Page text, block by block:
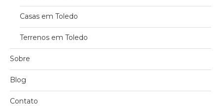
Casas em Toledo
Terrenos em Toledo
Sobre
Blog
Contato